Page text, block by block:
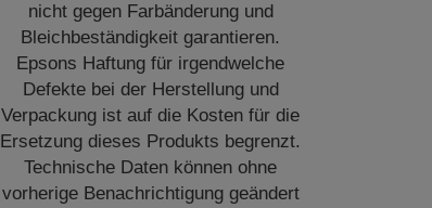
nicht gegen Farbänderung und
Bleichbeständigkeit garantieren.
Epsons Haftung für irgendwelche
Defekte bei der Herstellung und
Verpackung ist auf die Kosten für die
Ersetzung dieses Produkts begrenzt.
Technische Daten können ohne
vorherige Benachrichtigung geändert